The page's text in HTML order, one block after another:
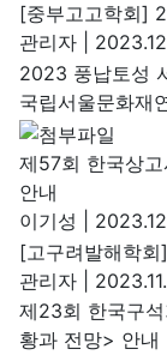
[중부고고학회]
관리자
2023 풍납토성
국립서울문화재
제57회 한국상
안내
이기성
[고구려발해학
관리자
제23회 한국구
황과 전망> 안내